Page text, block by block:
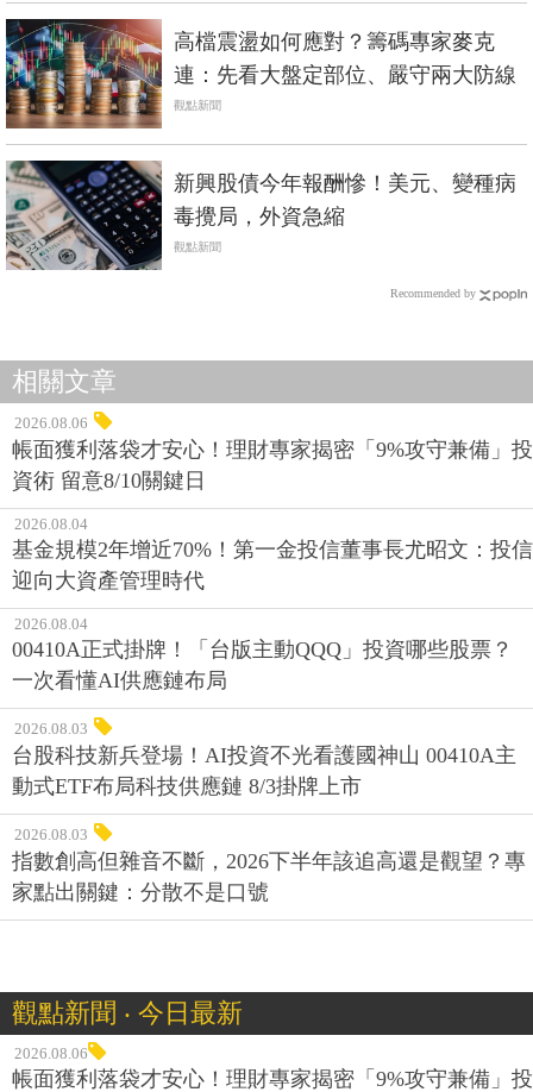
高檔震盪如何應對？籌碼專家麥克
連：先看大盤定部位、嚴守兩大防線
觀點新聞
新興股債今年報酬慘！美元、變種病
毒攪局，外資急縮
觀點新聞
Recommended by
相關文章
2026.08.06
帳面獲利落袋才安心！理財專家揭密「9%攻守兼備」投
資術 留意8/10關鍵日
2026.08.04
基金規模2年增近70%！第一金投信董事長尤昭文：投信
迎向大資產管理時代
2026.08.04
00410A正式掛牌！「台版主動QQQ」投資哪些股票？
一次看懂AI供應鏈布局
2026.08.03
台股科技新兵登場！AI投資不光看護國神山 00410A主
動式ETF布局科技供應鏈 8/3掛牌上市
2026.08.03
指數創高但雜音不斷，2026下半年該追高還是觀望？專
家點出關鍵：分散不是口號
觀點新聞 ‧ 今日最新
2026.08.06
帳面獲利落袋才安心！理財專家揭密「9%攻守兼備」投